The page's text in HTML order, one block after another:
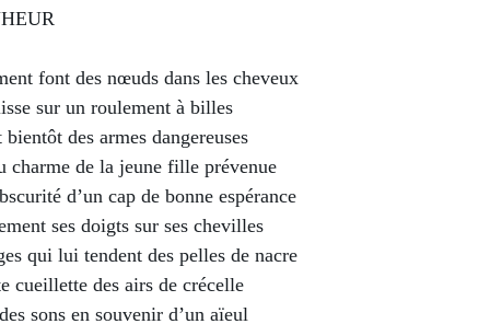
font des nœuds dans les cheveux
sur un roulement à billes
des armes dangereuses
charme de la jeune fille prévenue
d’un cap de bonne espérance
ses doigts sur ses chevilles
qui lui tendent des pelles de nacre
cueillette des airs de crécelle
sons en souvenir d’un aïeul